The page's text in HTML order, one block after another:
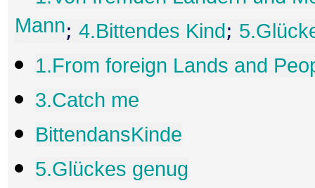
Mann; 4.Bittendes Kind;
1.From foreign Lands and
3.Catch me
BittendansKinde
5.Glückes genug